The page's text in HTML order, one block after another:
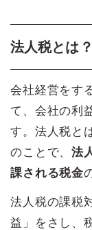
法人税とは？
会社経営をす
て、会社の利
す。法人税と
のことで、法
課される税金
法人税の課税
益」をさし、